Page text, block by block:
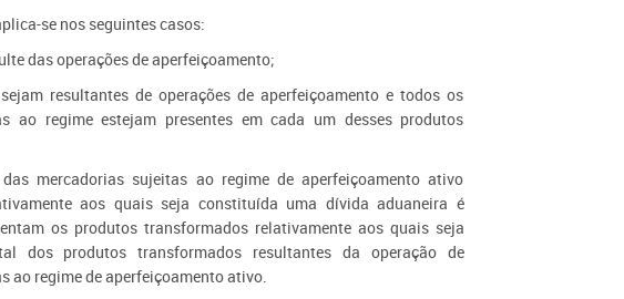
se nos seguintes casos:
das operações de aperfeiçoamento;
resultantes de operações de aperfeiçoamento e todos os
ao regime estejam presentes em cada um desses produtos
mercadorias sujeitas ao regime de aperfeiçoamento ativo
aos quais seja constituída uma dívida aduaneira é
os produtos transformados relativamente aos quais seja
dos produtos transformados resultantes da operação de
ao regime de aperfeiçoamento ativo.